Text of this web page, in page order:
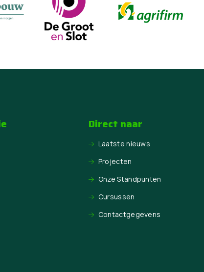
Direct naar
Laatste nieuws
Projecten
Onze Standpunten
Cursussen
Contactgegevens